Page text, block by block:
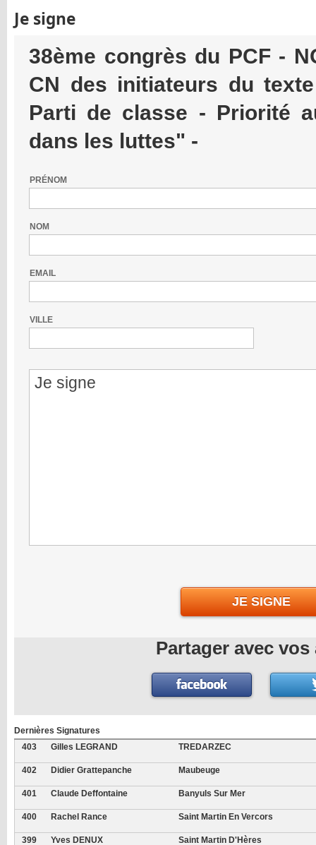
Je signe
38ème congrès du PCF -
CN des initiateurs du
Parti de classe - Priorité
dans les luttes" -
PRÉNOM
NOM
EMAIL
VILLE
JE SIGNE
Partager avec vos
Dernières Signatures
403
Gilles LEGRAND TREDARZEC
402 Didier Grattepanche Maubeuge
401 Claude Deffontaine Banyuls Sur Mer
400 Rachel Rance Saint Martin En Vercors
399 Yves DENUX Saint Martin D'Hères